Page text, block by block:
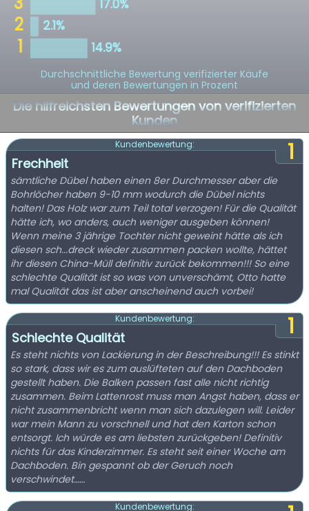
Durchschnittliche Bewertung verifizierter Käufe
und deren Bewertungen in Prozent
Die hilfreichsten Bewertungen von verifizierten
Kunden
1
Kundenbewertung:
Frechheit
sämtliche Dübel haben einen 8er Durchmesser aber die
Bohrlöcher haben 9-10 mm wodurch die Dübel nichts
halten! Das Holz war zum Teil total verzogen! Für die Qualität
hätte ich, wo anders, auch weniger ausgeben können!
Wenn meine 3 jährige Tochter nicht geweint hätte als ich
diesen sch...dreck wieder zusammen packen wollte, hättet
ihr diesen China-Müll definitiv zurück bekommen!!! So eine
schlechte Qualität ist so was von unverschämt, Otto hatte
mal Qualität das ist aber anscheinend auch vorbei!
1
Kundenbewertung:
Schlechte Qualität
Es steht nichts von Lackierung in der Beschreibung!!! Es stinkt
so stark, dass wir es zum auslüfteten auf den Dachboden
gestellt haben. Die Balken passen fast alle nicht richtig
zusammen. Beim Lattenrost muss man Angst haben, dass er
nicht zusammenbricht wenn man sich dazulegen will. Leider
war mein Mann zu vorschnell und hat den Karton schon
entsorgt. Ich würde es am liebsten zurückgeben! Definitiv
nichts für das Kinderzimmer. Es steht seit einer Woche am
Dachboden. Bin gespannt ob der Geruch noch
verschwindet……
Kundenbewertung: